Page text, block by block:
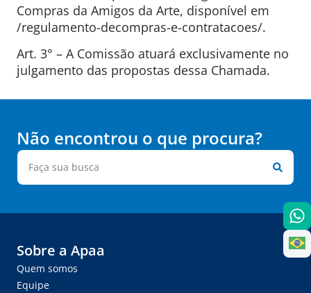
Compras da Amigos da Arte, disponível em
/regulamento-decompras-e-contratacoes/.
Art. 3° – A Comissão atuará exclusivamente no
julgamento das propostas dessa Chamada.
Não encontrou o que procura?
Sobre a Apaa
Quem somos
Equipe